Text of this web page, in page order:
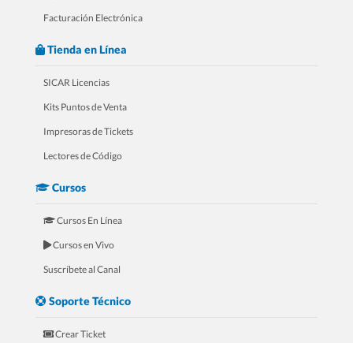
Facturación Electrónica
Tienda en Línea
SICAR Licencias
Kits Puntos de Venta
Impresoras de Tickets
Lectores de Código
Cursos
Cursos En Línea
Cursos en Vivo
Suscríbete al Canal
Soporte Técnico
Crear Ticket